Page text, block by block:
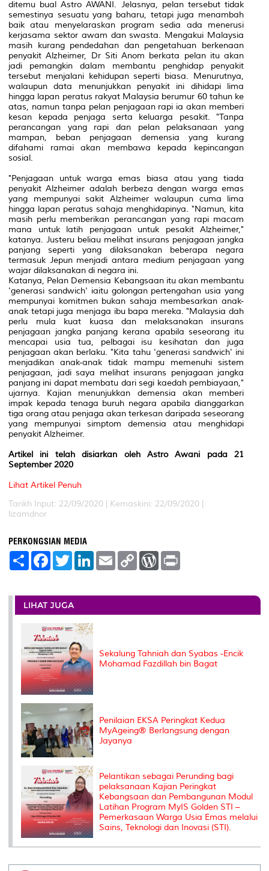
ditemu bualAstro AWANI. Jelasnya, pelan tersebut tidak
semestinya sesuatu yang baharu, tetapi juga menambah
baik atau menyelaraskan program sedia ada menerusi
kerjasama sektor awam dan swasta. Mengakui Malaysia
masih kurang pendedahan dan pengetahuan berkenaan
penyakit Alzheimer, Dr Siti Anom berkata pelan itu akan
jadi pemangkin dalam membantu penghidap penyakit
tersebut menjalani kehidupan seperti biasa. Menurutnya,
walaupun data menunjukkan penyakit ini dihidapi lima
hingga lapan peratus rakyat Malaysia berumur 60 tahun ke
atas, namun tanpa pelan penjagaan rapi ia akan memberi
kesan kepada penjaga serta keluarga pesakit. "Tanpa
perancangan yang rapi dan pelan pelaksanaan yang
mampan, beban penjagaan demensia yang kurang
difahami ramai akan membawa kepada kepincangan
sosial.
"Penjagaan untuk warga emas biasa atau yang tiada
penyakit Alzheimer adalah berbeza dengan warga emas
yang mempunyai sakit Alzheimer walaupun cuma lima
hingga lapan peratus sahaja menghidapinya. "Namun, kita
masih perlu memberikan perancangan yang rapi macam
mana untuk latih penjagaan untuk pesakit Alzheimer,"
katanya. Justeru beliau melihat insurans penjagaan jangka
panjang seperti yang dilaksanakan beberapa negara
termasuk Jepun menjadi antara medium penjagaan yang
wajar dilaksanakan di negara ini.
Katanya, Pelan Demensia Kebangsaan itu akan membantu
'generasi sandwich' iaitu golongan pertengahan usia yang
mempunyai komitmen bukan sahaja membesarkan anak-
anak tetapi juga menjaga ibu bapa mereka. "Malaysia dah
perlu mula kuat kuasa dan melaksanakan insurans
penjagaan jangka panjang kerana apabila seseorang itu
mencapai usia tua, pelbagai isu kesihatan dan juga
penjagaan akan berlaku. "Kita tahu 'generasi sandwich' ini
menjadikan anak-anak tidak mampu memenuhi sistem
penjagaan, jadi saya melihat insurans penjagaan jangka
panjang ini dapat membatu dari segi kaedah pembiayaan,"
ujarnya. Kajian menunjukkan demensia akan memberi
impak kepada tenaga buruh negara apabila dianggarkan
tiga orang atau penjaga akan terkesan daripada seseorang
yang mempunyai simptom demensia atau menghidapi
penyakit Alzheimer.
Artikel ini telah disiarkan oleh Astro Awani pada 21
September 2020
Lihat Artikel Penuh
Tarikh Input: 22/09/2020 | Kemaskini: 22/09/2020 |
lizamdnor
PERKONGSIAN MEDIA
S
e
F
a
b
o
o
T
w
t
e
r
L
e
I
E
m
l
C
L
n
W
P
e
t
LIHAT JUGA
Sekalung Tahniah dan Syabas -Encik
Mohamad Fazdillah bin Bagat
Penilaian EKSA Peringkat Kedua
MyAgeing® Berlangsung dengan
Jayanya
Pelantikan sebagai Perunding bagi
pelaksanaan Kajian Peringkat
Kebangsaan dan Pembangunan Modul
Latihan Program MyIS Golden STI –
Pemerkasaan Warga Usia Emas melalui
Sains, Teknologi dan Inovasi (STI).